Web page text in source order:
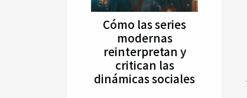
Cómo las series
modernas
reinterpretan y
critican las
dinámicas sociales